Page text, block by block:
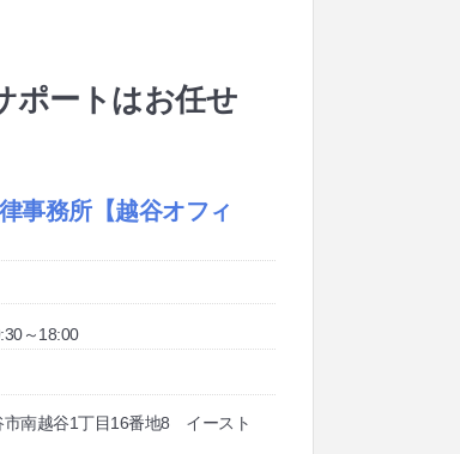
ポートはお任せ
事務所【越谷オフィ
～18:00
市南越谷1丁目16番地8 イースト